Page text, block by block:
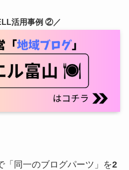
活用事例 ②／
「同一のブログパーツ」を2